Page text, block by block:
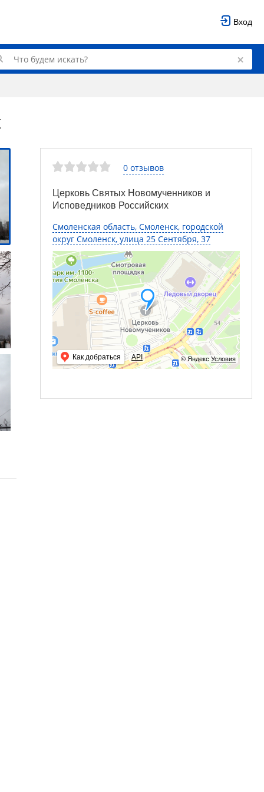
Вход
0 отзывов
Церковь Святых Новомученников и
Исповедников Российских
Смоленская область, Смоленск, городской
округ Смоленск, улица 25 Сентября, 37
© Яндекс Условия
Как добраться API